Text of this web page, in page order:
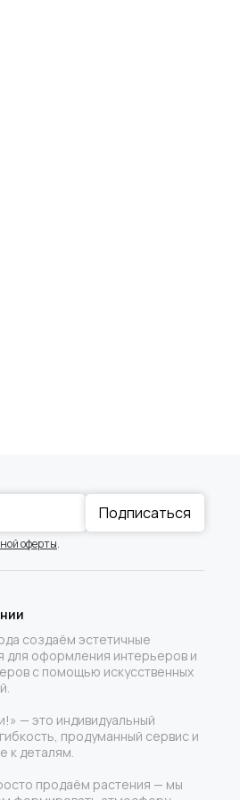
Подписаться
оферты.
создаём эстетичные
для оформления интерьеров и
с помощью искусственных
— это индивидуальный
продуманный сервис и
к деталям.
продаём растения — мы